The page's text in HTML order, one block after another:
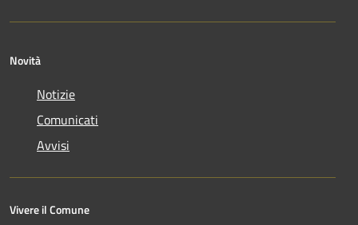
Novità
Notizie
Comunicati
Avvisi
Vivere il Comune